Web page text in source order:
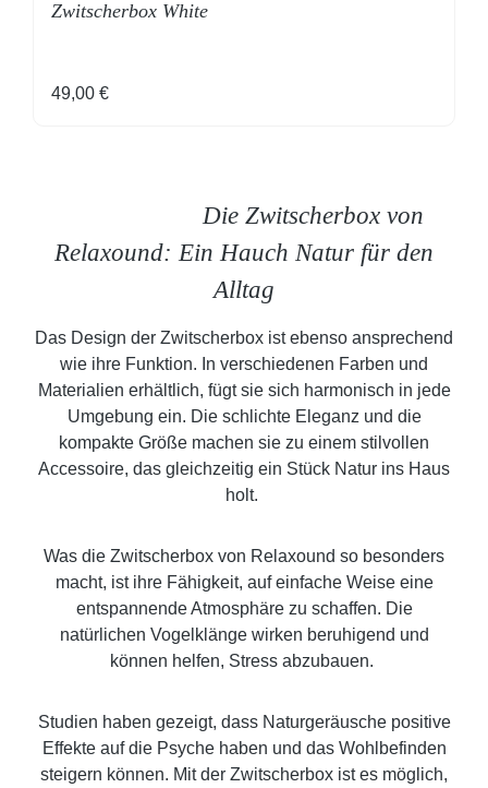
Zwitscherbox White
Regulärer Preis:
49,00 €
Die Zwitscherbox von
Relaxound: Ein Hauch Natur für den
Alltag
Das Design der Zwitscherbox ist ebenso ansprechend
wie ihre Funktion. In verschiedenen Farben und
Materialien erhältlich, fügt sie sich harmonisch in jede
Umgebung ein. Die schlichte Eleganz und die
kompakte Größe machen sie zu einem stilvollen
Accessoire, das gleichzeitig ein Stück Natur ins Haus
holt.
Was die Zwitscherbox von Relaxound so besonders
macht, ist ihre Fähigkeit, auf einfache Weise eine
entspannende Atmosphäre zu schaffen. Die
natürlichen Vogelklänge wirken beruhigend und
können helfen, Stress abzubauen.
Studien haben gezeigt, dass Naturgeräusche positive
Effekte auf die Psyche haben und das Wohlbefinden
steigern können. Mit der Zwitscherbox ist es möglich,